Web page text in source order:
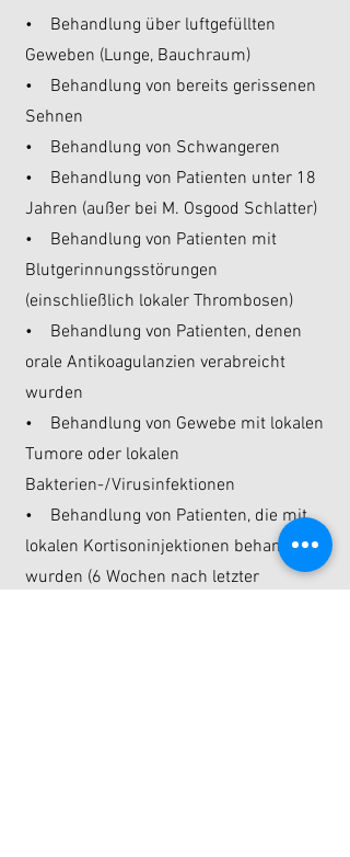
• Behandlung über luftgefüllten
Geweben (Lunge, Bauchraum)
• Behandlung von bereits gerissenen
Sehnen
• Behandlung von Schwangeren
• Behandlung von Patienten unter 18
Jahren (außer bei M. Osgood Schlatter)
• Behandlung von Patienten mit
Blutgerinnungsstörungen
(einschließlich lokaler Thrombosen)
• Behandlung von Patienten, denen
orale Antikoagulanzien verabreicht
wurden
• Behandlung von Gewebe mit lokalen
Tumore oder lokalen
Bakterien-/Virusinfektionen
• Behandlung von Patienten, die mit
lokalen Kortisoninjektionen behandelt
wurden (6 Wochen nach letzter